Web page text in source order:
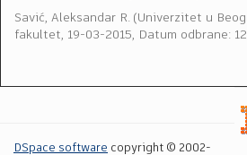
Savić, Aleksandar R. (Univerzitet u
fakultet, 19-03-2015, Datum odbrane:
DSpace software copyright © 2002-